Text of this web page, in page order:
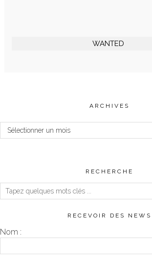
WANTED
ARCHIVES
Archives
RECHERCHE
RECEVOIR DES NEWS
Nom :